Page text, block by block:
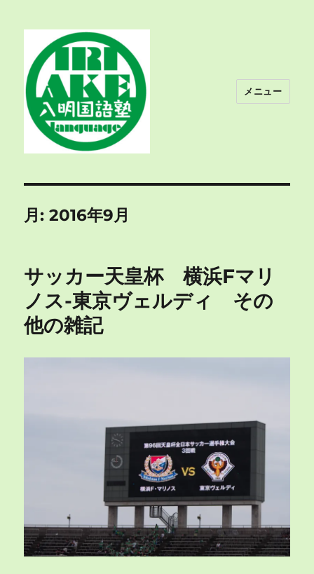
メニュー
月:2016年9月
サッカー天皇杯 横浜Fマリ
ノス-東京ヴェルディ その
他の雑記